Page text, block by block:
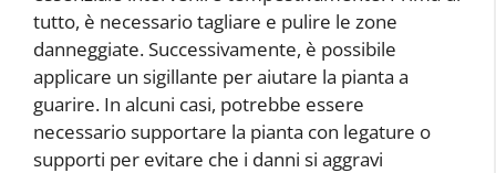
tutto, è necessario tagliare e pulire le zone
danneggiate. Successivamente, è possibile
applicare un sigillante per aiutare la pianta a
guarire. In alcuni casi, potrebbe essere
necessario supportare la pianta con legature o
supporti per evitare che i danni si aggravi